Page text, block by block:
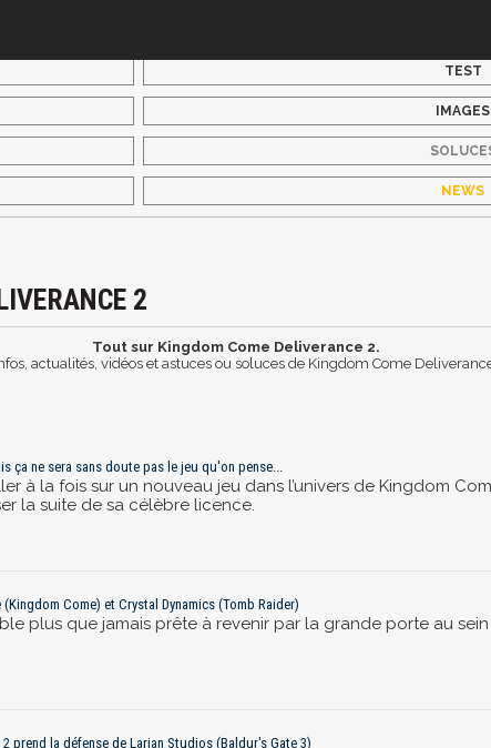
TEST
IMAGES
NEWS
2
Tout sur Kingdom Come Deliverance 2.
actualités, vidéos et astuces ou soluces de Kingdom Come
ça ne sera sans doute pas le jeu qu'on pense...
à la fois sur un nouveau jeu dans l’univers de Kingdom
la suite de sa célèbre licence.
Come) et Crystal Dynamics (Tomb Raider)
plus que jamais prête à revenir par la grande porte au
prend la défense de Larian Studios (Baldur's Gate 3)